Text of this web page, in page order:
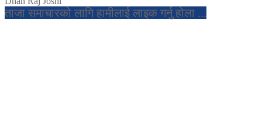
ताजा समाचारको लागि हामीलाई लाइक गर्नु होला ...